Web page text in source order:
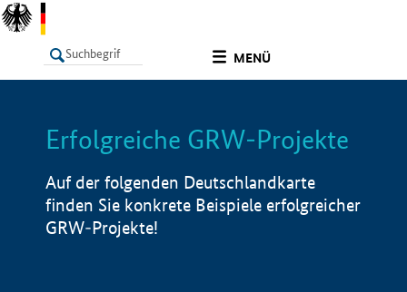
MENÜ
LISTE Info
Erfolgreiche GRW-Projekte
Auf der folgenden Deutschlandkarte
finden Sie konkrete Beispiele erfolgreicher
GRW-Projekte!